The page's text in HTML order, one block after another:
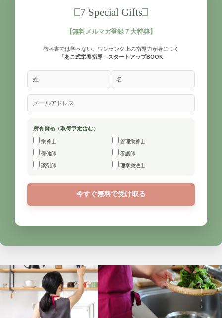
7 Special Gifts
【無料メルマガ登録７大特典】
教科書では学べない、ワンランク上の指導力が身につく
「あこ式栄養指導」スタートアップBOOK
所有資格（取得予定含む）
栄養士 管理栄養士
保健師 看護師
薬剤師 理学療法士
今すぐ無料で受け取る